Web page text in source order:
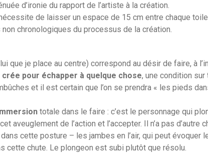
d’ironie du rapport de l’artiste à la création.
de laisser un espace de 15 cm entre chaque
chronologiques du processus de la création.
que je place au centre) correspond au désir de faire, à
crée pour échapper à quelque chose, une condition sur
et il est certain que l’on se prendra « les pieds
totale dans le faire : c’est le personnage qui
aveuglement de l’action et l’accepter. Il n’a pas
cette posture – les jambes en l’air, qui peut
cette chute. Le plongeon est subi plutôt que résolu.